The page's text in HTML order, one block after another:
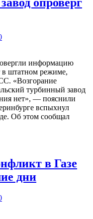
опроверг
информацию
в штатном режиме,
«Возгорание
турбинный завод
нет», — пояснили
вспыхнул
Об этом сообщал
в Газе
дни